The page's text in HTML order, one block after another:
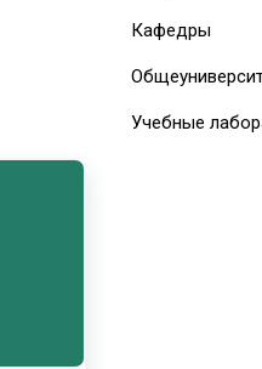
Кафедры
Учебные